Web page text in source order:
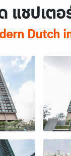
แชปเตอ
Dutch